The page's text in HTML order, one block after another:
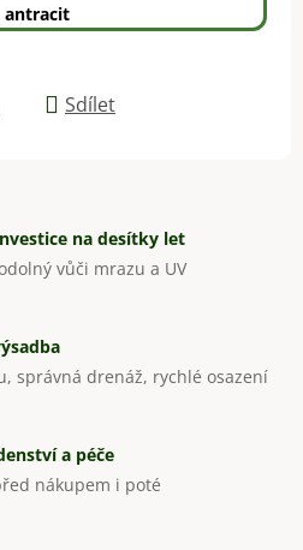
antracit
Sdílet
na desítky let
vůči mrazu a UV
správná drenáž, rychlé osazení
a péče
nákupem i poté